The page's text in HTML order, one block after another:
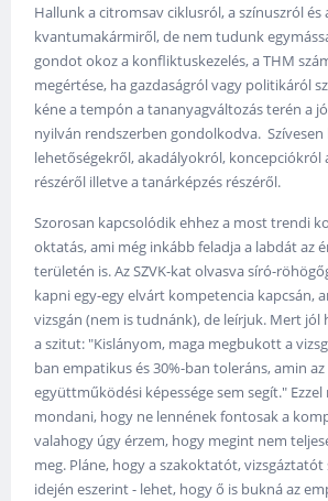
Hallunk a citromsav ciklusról, a színuszról és
kvantumakármiről, de nem tudunk
gondot okoz a konfliktuskezelés, a THM
megértése, ha gazdaságról vagy politikáról
kéne a tempón a tananyagváltozás terén a
nyilván rendszerben gondolkodva. Szívesen
lehetőségekről, akadályokról,
részéről illetve a tanárképzés részéről.
Szorosan kapcsolódik ehhez a most trendi
oktatás, ami még inkább feladja a labdát az
területén is. Az SZVK-kat olvasva síró-
kapni egy-egy elvárt kompetencia kapcsán,
vizsgán (nem is tudnánk), de leírjuk. Mert jól
a szitut: "Kislányom, maga megbukott a
ban empatikus és 30%-ban toleráns, amin az
együttműködési képessége sem segít."
mondani, hogy ne lennének fontosak a
valahogy úgy érzem, hogy megint nem
meg. Pláne, hogy a szakoktatót,
idején eszerint - lehet, hogy ő is bukná az